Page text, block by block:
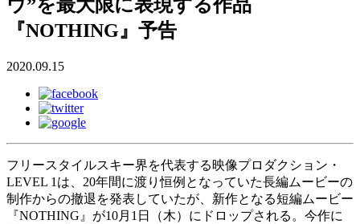
ウ”を最大限に表現する作品
『NOTHING』予告
2020.09.15
フリースタイルスキー界を代表する映像プロダクション・
LEVEL 1は、20年間に渡り恒例となっていた長編ムービーの
制作からの撤退を発表していたが、新作となる短編ムービー
『NOTHING』が10月1日（木）にドロップされる。今作に